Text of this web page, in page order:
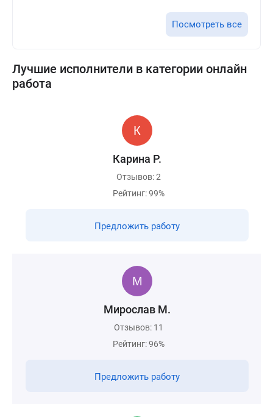
Посмотреть все
Лучшие исполнители в категории онлайн
работа
Карина Р.
Отзывов: 2
Рейтинг: 99%
Предложить работу
Мирослав М.
Отзывов: 11
Рейтинг: 96%
Предложить работу